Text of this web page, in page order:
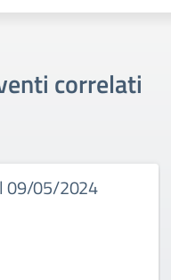
correlati
09/05/2024